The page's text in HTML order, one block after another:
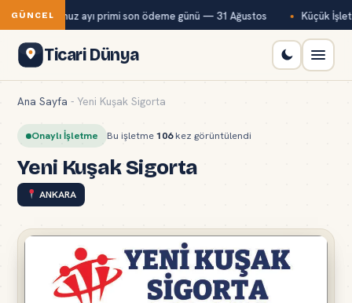
GÜNCEL
Kur temmuz ayı primi son ödeme günü — 31 Ağustos Küçük
Ticari Dünya
Ana Sayfa - Yeni Kuşak Sigorta
Onaylı İşletme Bu işletme106kez görüntülendi
Yeni Kuşak Sigorta
ANKARA